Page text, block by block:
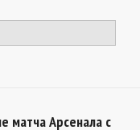
матча Арсенала с